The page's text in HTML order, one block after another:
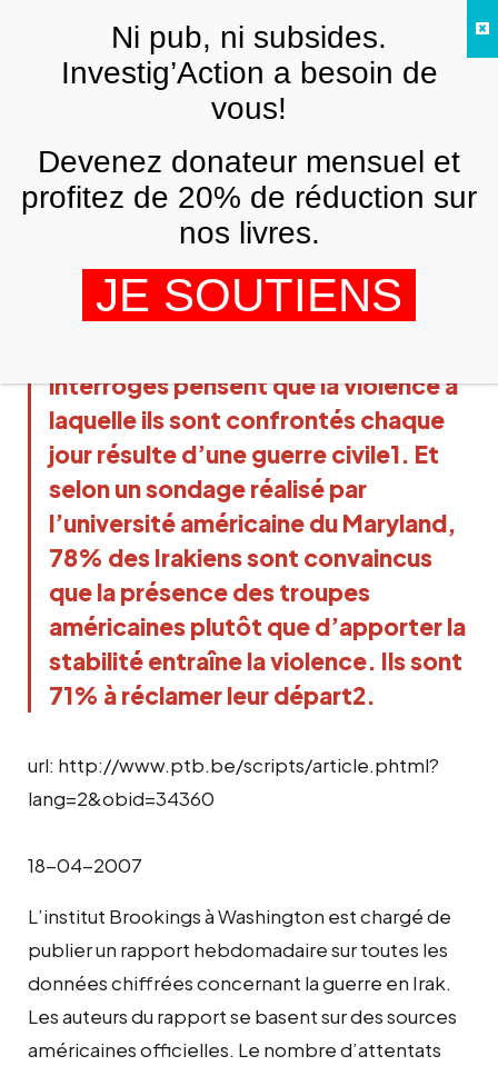
Pour 78% des Irakiens, les USA sont la
cause des violences
19 AVRIL 2007
Selon un récent sondage publié par le
quotidien britannique The Sunday
interrogés pensent que la violence à
laquelle ils sont confrontés chaque
jour résulte d’une guerre civile1. Et
selon un sondage réalisé par
l’université américaine du Maryland,
78% des Irakiens sont convaincus
que la présence des troupes
américaines plutôt que d’apporter la
stabilité entraîne la violence. Ils sont
71% à réclamer leur départ2.
url: http://www.ptb.be/scripts/article.phtml?
lang=2&obid=34360
18-04-2007
L’institut Brookings à Washington est chargé de
publier un rapport hebdomadaire sur toutes les
données chiffrées concernant la guerre en Irak.
Les auteurs du rapport se basent sur des sources
américaines officielles. Le nombre d’attentats
FRNi pub, ni subsides.
Investig’Action a besoin de
vous!
Devenez donateur mensuel et
profitez de 20% de réduction sur
nos livres.
JE SOUTIENS